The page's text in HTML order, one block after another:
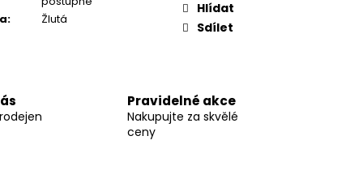
: Žlutá
Hlídat
Sdílet
Pravidelné akce
Nakupujte za skvělé
ceny